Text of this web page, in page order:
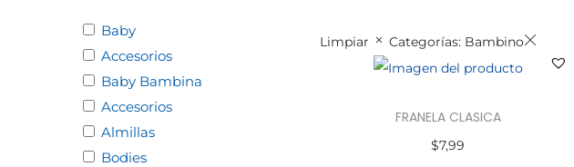
Limpiar Categorías: Bambino
FRANELA CLASICA
$7,99
Baby
Accesorios
Baby Bambina
Accesorios
Almillas
Bodies